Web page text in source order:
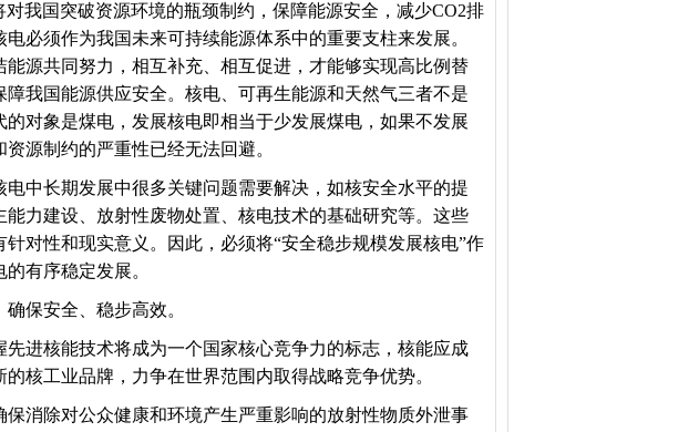
我国突破资源环境的瓶颈制约，保障能源安全，减少CO2排
必须作为我国未来可持续能源体系中的重要支柱来发展。
源共同努力，相互补充、相互促进，才能够实现高比例替
我国能源供应安全。核电、可再生能源和天然气三者不是
对象是煤电，发展核电即相当于少发展煤电，如果不发展
源制约的严重性已经无法回避。
长期发展中很多关键问题需要解决，如核安全水平的提
力建设、放射性废物处置、核电技术的基础研究等。这些
对性和现实意义。因此，必须将“安全稳步规模发展核电”作
有序稳定发展。
保安全、稳步高效。
核能技术将成为一个国家核心竞争力的标志，核能应成
核工业品牌，力争在世界范围内取得战略竞争优势。
除对公众健康和环境产生严重影响的放射性物质外泄事